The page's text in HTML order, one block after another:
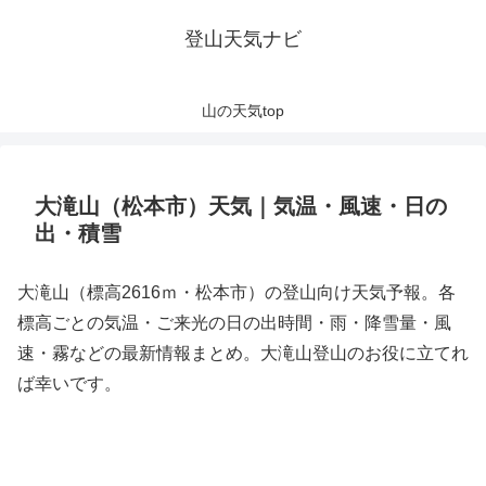
登山天気ナビ
山の天気top
大滝山（松本市）天気｜気温・風速・日の
出・積雪
大滝山（標高2616ｍ・松本市）の登山向け天気予報。各
標高ごとの気温・ご来光の日の出時間・雨・降雪量・風
速・霧などの最新情報まとめ。大滝山登山のお役に立てれ
ば幸いです。